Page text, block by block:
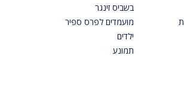
בשביס זינגר
מועמדים לפרס ספיר
ילדים
תמונע